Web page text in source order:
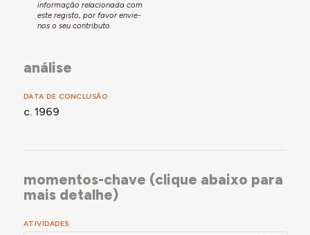
informação relacionada com
este registo, por favor envie-
nos o seu contributo.
análise
DATA DE CONCLUSÃO
c. 1969
momentos-chave (clique abaixo para
mais detalhe)
ATIVIDADES